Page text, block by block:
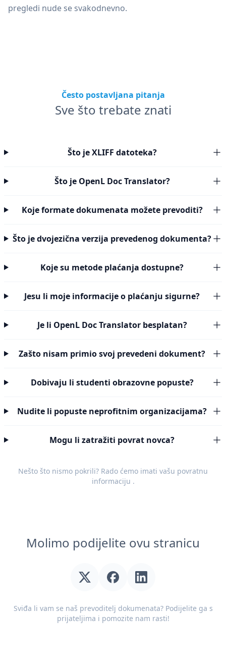
pregledi nude se svakodnevno.
Često postavljana pitanja
Sve što trebate znati
Što je XLIFF datoteka?
Što je OpenL Doc Translator?
Koje formate dokumenata možete prevoditi?
Što je dvojezična verzija prevedenog dokumenta?
Koje su metode plaćanja dostupne?
Jesu li moje informacije o plaćanju sigurne?
Je li OpenL Doc Translator besplatan?
Zašto nisam primio svoj prevedeni dokument?
Dobivaju li studenti obrazovne popuste?
Nudite li popuste neprofitnim organizacijama?
Mogu li zatražiti povrat novca?
Nešto što nismo pokrili? Rado ćemo imati vašu povratnu
informaciju .
Molimo podijelite ovu stranicu
Sviđa li vam se naš prevoditelj dokumenata? Podijelite ga s
prijateljima i pomozite nam rasti!